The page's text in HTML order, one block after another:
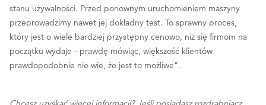
stanu używalności. Przed ponownym uruchomieniem maszyny
przeprowadzimy nawet jej dokładny test. To sprawny proces,
który jest o wiele bardziej przystępny cenowo, niż się firmom na
początku wydaje - prawdę mówiąc, większość klientów
prawdopodobnie nie wie, że jest to możliwe".